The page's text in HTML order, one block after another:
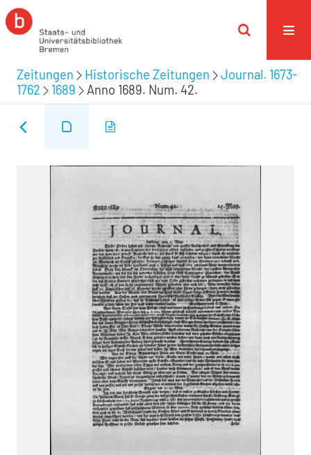
Zeitungen Historische Zeitungen
Journal. 1673-
1762
1689 Anno 1689. Num. 42.